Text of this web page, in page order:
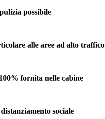
possibile
alle aree ad alto traffico
fornita nelle cabine
sociale